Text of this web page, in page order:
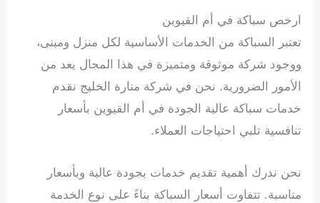
ارخص سباكة في أم القيوين
تعتبر السباكة من الخدمات الأساسية لكل منزل ومبنى،
ووجود شركة موثوقة ومتميزة في هذا المجال يعد من
الأمور الضرورية. نحن في شركة منارة الخليج نقدم
خدمات سباكة عالية الجودة في أم القيوين بأسعار
تنافسية تلبي احتياجات العملاء.
نحن ندرك أهمية تقديم خدمات بجودة عالية وبأسعار
مناسبة. تتفاوت أسعار السباكة بناءً على نوع الخدمة